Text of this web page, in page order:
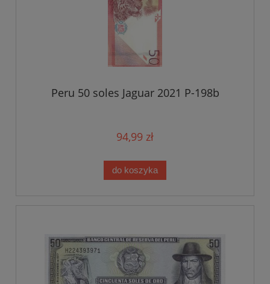
Peru 50 soles Jaguar 2021 P-198b
94,99 zł
do koszyka